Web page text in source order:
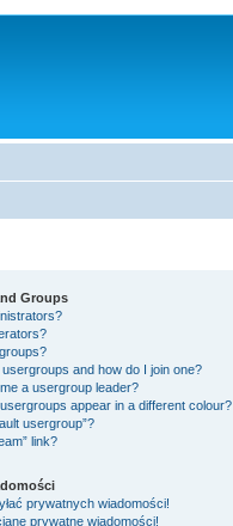
Groups
and how do I join one?
a usergroup leader?
appear in a different colour?
usergroup”?
link?
prywatnych wiadomości!
prywatne wiadomości!